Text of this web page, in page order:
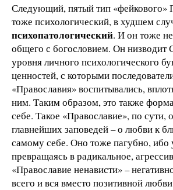
Следующий, пятый тип «фейкового»
тоже психологический, в худшем
психопатологический. И он тоже
общего с богословием. Он низводит
уровня личного психологического
ценностей, с которыми
«Православия» воспитывались,
ним. Таким образом, это также
себе. Такое «Православие», по сути,
главнейших заповедей – о любви к
самому себе. Оно тоже пагубно, ибо
превращаясь в радикальное,
«Православие ненависти» –
всего и вся вместо позитивной